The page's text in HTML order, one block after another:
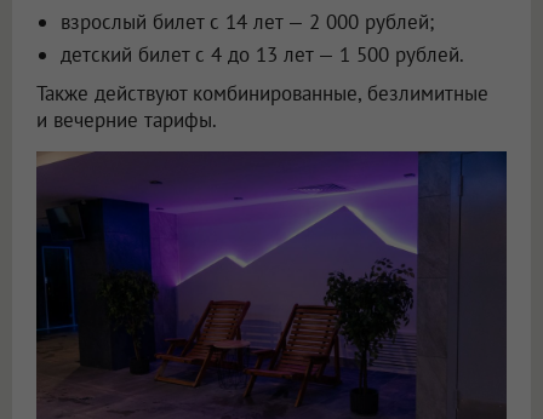
взрослый билет с 14 лет — 2 000 рублей;
детский билет с 4 до 13 лет — 1 500 рублей.
Также действуют комбинированные, безлимитные
и вечерние тарифы.